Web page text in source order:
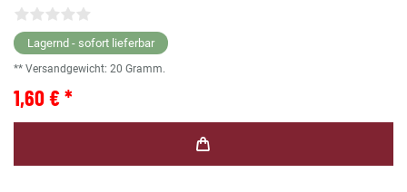
Lagernd - sofort lieferbar
** Versandgewicht: 20 Gramm.
1,60 € *